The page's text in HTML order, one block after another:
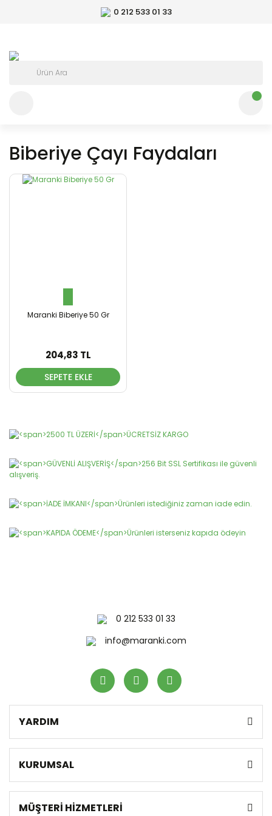
0 212 533 01 33
Biberiye Çayı Faydaları
Maranki Biberiye 50 Gr
204,83 TL
SEPETE EKLE
0 212 533 01 33
info@maranki.com
YARDIM
KURUMSAL
MÜŞTERİ HİZMETLERİ